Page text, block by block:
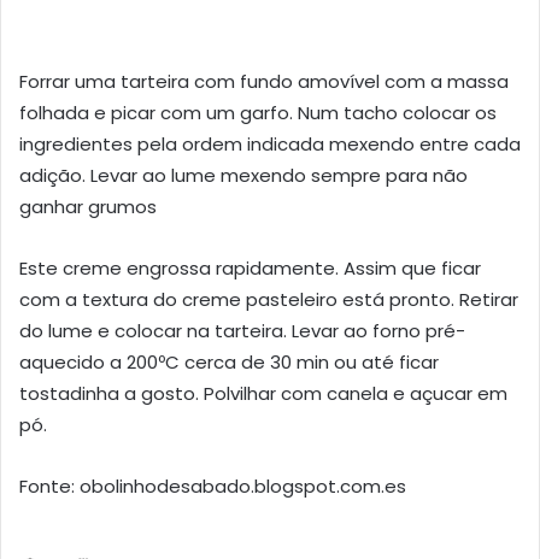
Forrar uma tarteira com fundo amovível com a massa
folhada e picar com um garfo. Num tacho colocar os
ingredientes pela ordem indicada mexendo entre cada
adição. Levar ao lume mexendo sempre para não
ganhar grumos
Este creme engrossa rapidamente. Assim que ficar
com a textura do creme pasteleiro está pronto. Retirar
do lume e colocar na tarteira. Levar ao forno pré-
aquecido a 200ºC cerca de 30 min ou até ficar
tostadinha a gosto. Polvilhar com canela e açucar em
pó.
Fonte: obolinhodesabado.blogspot.com.es